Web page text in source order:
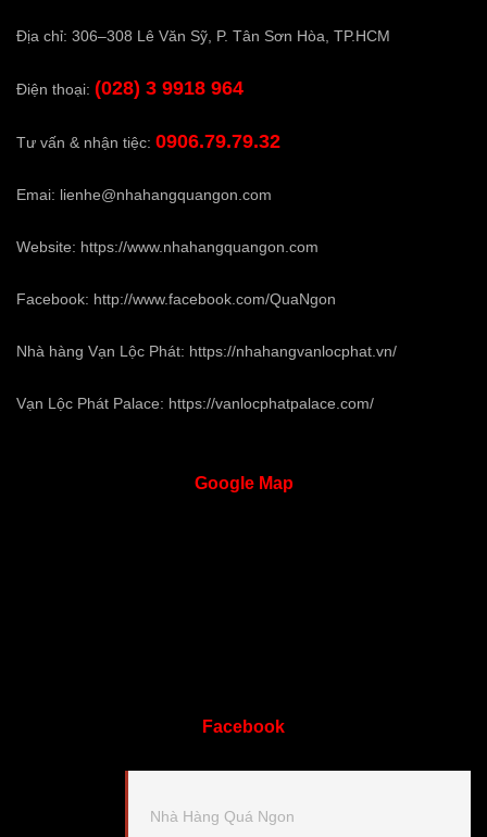
Địa chỉ: 306–308 Lê Văn Sỹ, P. Tân Sơn Hòa, TP.HCM
Điện thoại: (028) 3 9918 964
Tư vấn & nhận tiệc: 0906.79.79.32
Emai: lienhe@nhahangquangon.com
Website: https://www.nhahangquangon.com
Facebook: http://www.facebook.com/QuaNgon
Nhà hàng Vạn Lộc Phát: https://nhahangvanlocphat.vn/
Vạn Lộc Phát Palace: https://vanlocphatpalace.com/
GoogleMap
Facebook
Nhà Hàng Quá Ngon